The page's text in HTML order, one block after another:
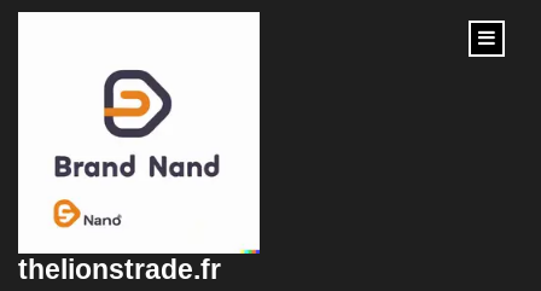
content
thelionstrade.fr